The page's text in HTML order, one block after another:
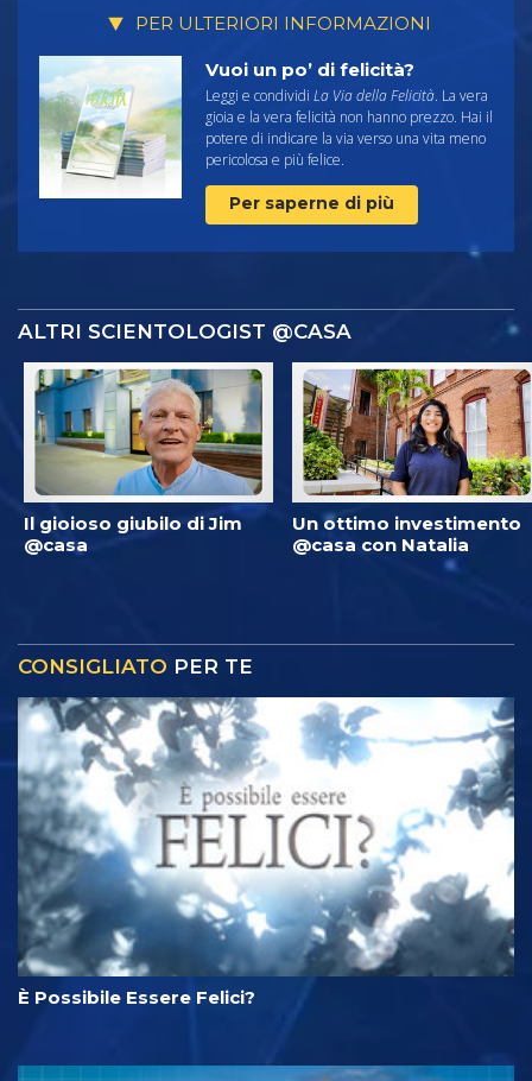
PER ULTERIORI INFORMAZIONI
Vuoi un po’ di felicità?
Leggi e condividi La Via della Felicità. La vera
gioia e la vera felicità non hanno prezzo. Hai il
potere di indicare la via verso una vita meno
pericolosa e più felice.
Per saperne di più
ALTRI SCIENTOLOGIST @CASA
Il gioioso giubilo di Jim
@casa
Un ottimo investimento
@casa con Natalia
CONSIGLIATO PER TE
È Possibile Essere Felici?